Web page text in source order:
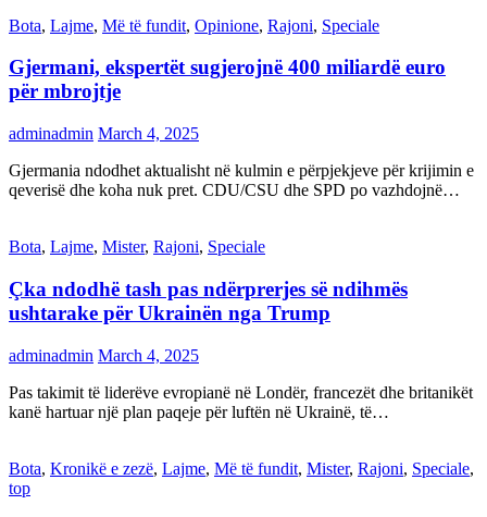
Bota, Lajme, Më të fundit, Opinione, Rajoni, Speciale
Gjermani, ekspertët sugjerojnë 400 miliardë euro
për mbrojtje
adminadmin March 4, 2025
Gjermania ndodhet aktualisht në kulmin e përpjekjeve për krijimin e
qeverisë dhe koha nuk pret. CDU/CSU dhe SPD po vazhdojnë…
Bota, Lajme, Mister, Rajoni, Speciale
Çka ndodhë tash pas ndërprerjes së ndihmës
ushtarake për Ukrainën nga Trump
adminadmin March 4, 2025
Pas takimit të liderëve evropianë në Londër, francezët dhe britanikët
kanë hartuar një plan paqeje për luftën në Ukrainë, të…
Bota, Kronikë e zezë, Lajme, Më të fundit, Mister, Rajoni, Speciale,
top